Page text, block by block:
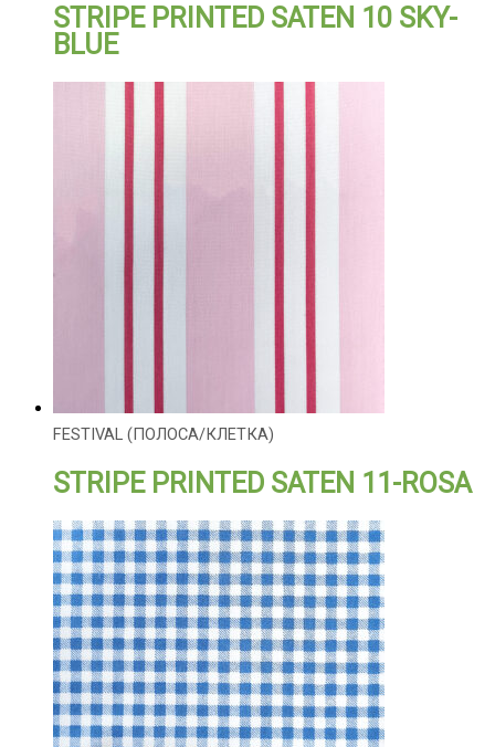
STRIPE PRINTED SATEN 10 SKY-
BLUE
FESTIVAL (ПОЛОСА/КЛЕТКА)
STRIPE PRINTED SATEN 11-ROSA